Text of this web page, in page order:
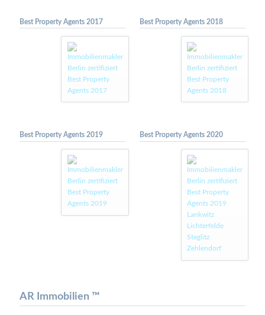
Best Property Agents 2017 Best Property Agents 2018
Best Property Agents 2019 Best Property Agents 2020
AR Immobilien ™